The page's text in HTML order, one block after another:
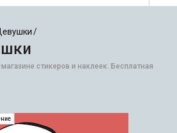
стикеров и наклеек. Бесплатная